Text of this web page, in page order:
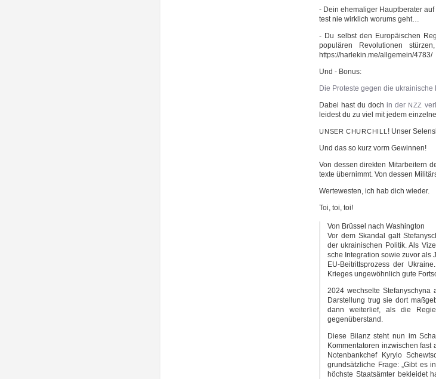
- Dein ehe­ma­li­ger Haupt­be­ra­ter auf
test nie wirk­lich wor­ums geht…
- Du selbst den Euro­päi­schen
popu­lä­ren Revo­lu­tio­nen
https://harlekin.me/allgemein/4783/
Und - Bonus:
Die Pro­tes­te gegen die
Dabei hast du doch in der NZZ
lei­dest du zu viel mit jedem
UNSER CHURCHILL ! Unser
Und das so kurz vorm Gewinnen!
Von des­sen direk­ten Mit­ar­bei­tern
tex­te über­nimmt. Von des­sen
Wer­te­wes­ten, ich hab dich wieder.
Toi, toi, toi!
Von Brüs­sel nach Washington
Vor dem Skan­dal galt
der ukrai­ni­schen Poli­tik. Als
sche Inte­gra­ti­on sowie zuvor als
EU-Beitrittsprozess der
Krie­ges unge­wöhn­lich gute
2024 wech­sel­te Ste­fa­ny­schy­na
Dar­stel­lung trug sie dort
dann wei­ter­lief, als die
gegenüberstand.
Die­se Bilanz steht nun im
Kom­men­ta­to­ren inzwi­schen
Noten­bank­chef Kyry­lo
grund­sätz­li­che Fra­ge: „Gibt es
höchs­te Staats­äm­ter beklei­det